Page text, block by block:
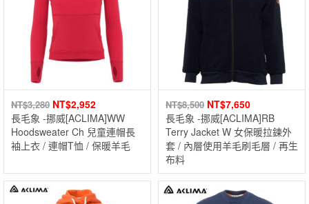
NT$3,280 NT$2,952
長毛象 -挪威[ACLIMA]WW
Hoodsweater Ch 兒童連帽長
袖上衣 / 連帽T恤 / 保暖羊毛
NT$8,500 NT$7,650
長毛象 -挪威[ACLIMA]RB
Terry Jacket W 女保暖拉鍊外
套 / 內層使用羊毛刷毛層 / 再生
布料